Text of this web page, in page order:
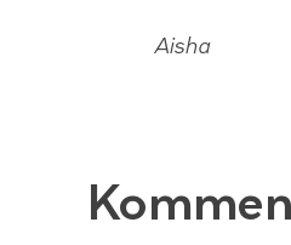
Aisha